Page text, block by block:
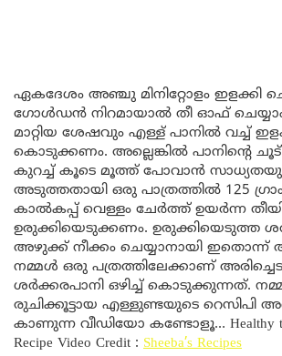
ഏകദേശം അഞ്ചു മിനിറ്റോളം
ഗോൾഡൻ നിറമായാൽ തീ ഓഫ്
മാറ്റിയ ശേഷവും എള്ള് പാനിൽ വച്ച്
കൊടുക്കണം. അല്ലെങ്കിൽ പാനിന്റെ
കുറച്ച് കൂടെ മൂത്ത് പോവാൻ
അടുത്തതായി ഒരു പാത്രത്തിൽ 125
കാൽകപ്പ് വെള്ളം ചേർത്ത് ഉയർന്ന
ഉരുക്കിയെടുക്കണം. ഉരുക്കിയെടുത്ത
അഴുക്ക് നീക്കം ചെയ്യാനായി ഇതൊന്ന്
നമ്മൾ ഒരു പത്രത്തിലേക്കാണ്
ശർക്കരപാനി ഒഴിച്ച് കൊടുക്കുന്നത്.
രുചിക്കൂട്ടായ എള്ളുണ്ടയുടെ റെസിപി
കാണുന്ന വീഡിയോ കണ്ടോളൂ… Healthy
Recipe Video Credit : Sheeba’s Recipes